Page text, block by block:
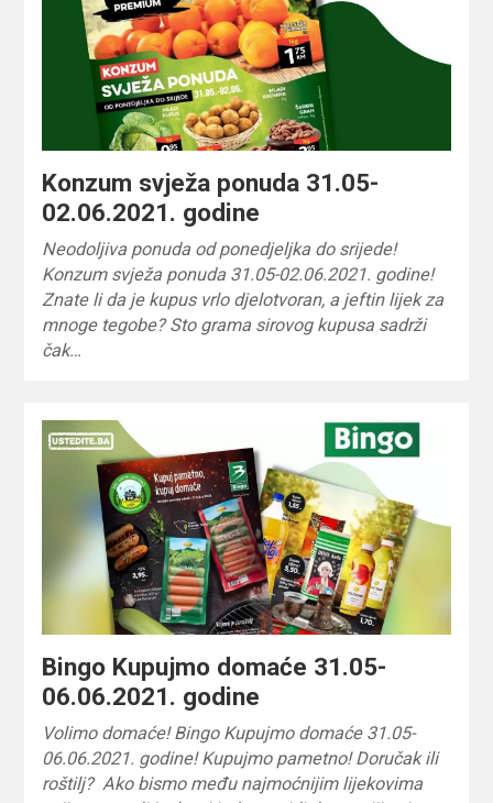
Konzum svježa ponuda 31.05-
02.06.2021. godine
Neodoljiva ponuda od ponedjeljka do srijede!
Konzum svježa ponuda 31.05-02.06.2021. godine!
Znate li da je kupus vrlo djelotvoran, a jeftin lijek za
mnoge tegobe? Sto grama sirovog kupusa sadrži
čak…
Bingo Kupujmo domaće 31.05-
06.06.2021. godine
Volimo domaće! Bingo Kupujmo domaće 31.05-
06.06.2021. godine! Kupujmo pametno! Doručak ili
roštilj? Ako bismo među najmoćnijim lijekovima